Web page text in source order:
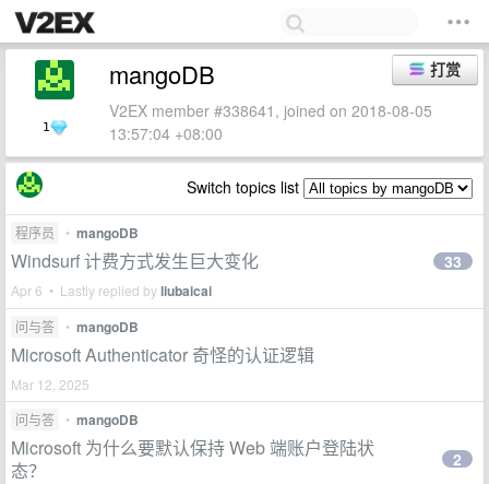
1
打赏
mangoDB
V2EX member #338641, joined on 2018-08-05
13:57:04 +08:00
Switch topics list
程序员 • mangoDB
Windsurf 计费方式发生巨大变化
Apr 6 • Lastly replied byliubaicai
33
问与答 • mangoDB
Microsoft Authenticator 奇怪的认证逻辑
Mar 12, 2025
问与答
• mangoDB
Microsoft 为什么要默认保持 Web 端账户登陆状
态？
2